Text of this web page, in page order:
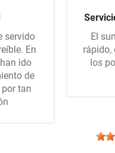
servido
En
ido
de
tan
El
rápido,
los